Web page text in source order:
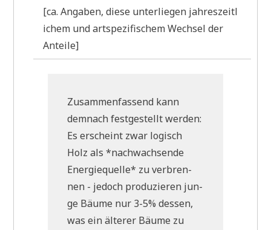
[ca. Anga­ben, die­se unter­lie­gen jah­res­zeit­l
i­chem und art­spe­zi­fi­schem Wech­sel der
Anteile]
Zusam­men­fas­send kann
dem­nach fest­ge­stellt werden:
Es erscheint zwar logisch
Holz als *nach­wach­sen­de
Ener­gie­quel­le* zu ver­bren­
nen - jedoch pro­du­zie­ren jun­
ge Bäu­me nur 3-5% des­sen,
was ein älte­rer Bäu­me zu